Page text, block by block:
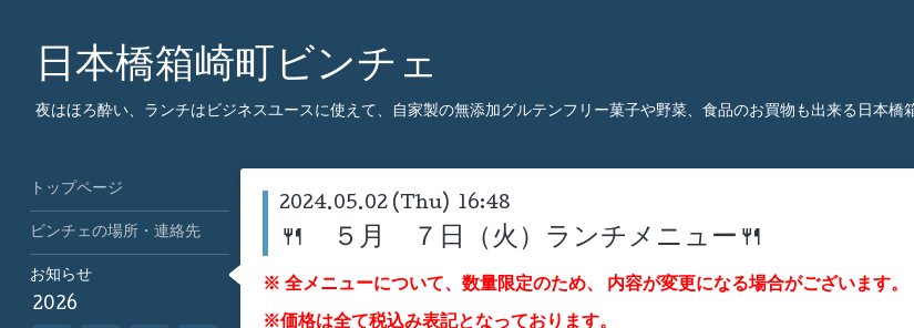
日本橋箱崎町ビンチェ
夜はほろ酔い、ランチはビジネスユースに使えて、自家製の無添加グルテンフリー菓子や野菜、食品のお買物も出来る日本橋
2024.05.02 (Thu) 16:48
🍴 ５月 ７日（火）ランチメニュー🍴
※ 全メニューについて、数量限定のため、
内容が変更になる場合がございます。
※価格は全て税込み表記となっております。
トップページ
ビンチェの場所・連絡先
お知らせ
2026